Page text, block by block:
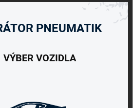
PNEUMATIK
VÝBER VOZIDLA